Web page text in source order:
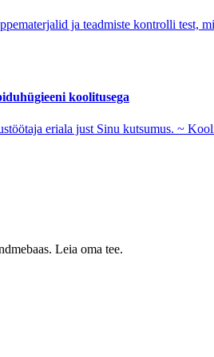
ja teadmiste kontrolli test,
koolitusega
eriala just Sinu kutsumus. ~
Leia oma tee.